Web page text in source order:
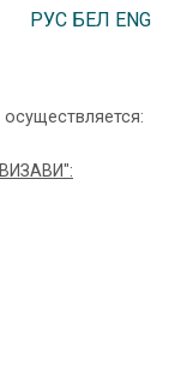
РУС БЕЛ ENG